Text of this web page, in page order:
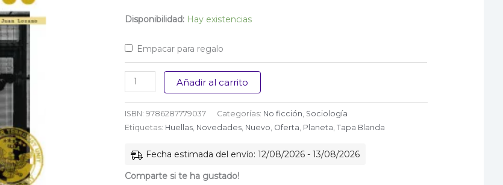
Disponibilidad: Hay existencias
Empacar para regalo
Mercenarios
cantidad
Añadir al carrito
ISBN: 9786287779037 Categorías: No ficción, Sociología
Etiquetas: Huellas, Novedades, Nuevo, Oferta, Planeta, Tapa Blanda
Fecha estimada del envío: 12/08/2026 - 13/08/2026
Comparte si te ha gustado!